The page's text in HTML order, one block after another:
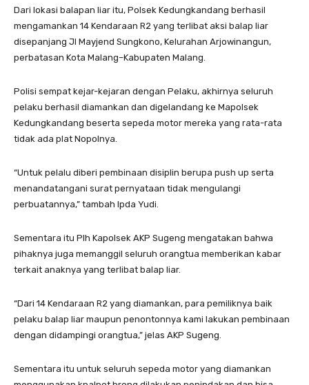
Dari lokasi balapan liar itu, Polsek Kedungkandang berhasil
mengamankan 14 Kendaraan R2 yang terlibat aksi balap liar
disepanjang Jl Mayjend Sungkono, Kelurahan Arjowinangun,
perbatasan Kota Malang–Kabupaten Malang.
Polisi sempat kejar-kejaran dengan Pelaku, akhirnya seluruh
pelaku berhasil diamankan dan digelandang ke Mapolsek
Kedungkandang beserta sepeda motor mereka yang rata-rata
tidak ada plat Nopolnya.
“Untuk pelalu diberi pembinaan disiplin berupa push up serta
menandatangani surat pernyataan tidak mengulangi
perbuatannya,” tambah Ipda Yudi.
Sementara itu Plh Kapolsek AKP Sugeng mengatakan bahwa
pihaknya juga memanggil seluruh orangtua memberikan kabar
terkait anaknya yang terlibat balap liar.
“Dari 14 Kendaraan R2 yang diamankan, para pemiliknya baik
pelaku balap liar maupun penontonnya kami lakukan pembinaan
dengan didampingi orangtua,” jelas AKP Sugeng.
Sementara itu untuk seluruh sepeda motor yang diamankan